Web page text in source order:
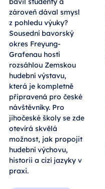
zároveň dával smysl
z pohledu výuky?
Sousední bavorský
okres Freyung-
Grafenau hostí
rozsáhlou Zemskou
hudební výstavu,
která je kompletně
připravená pro české
návštěvníky. Pro
jihočeské školy se zde
otevírá skvělá
možnost, jak propojit
hudební výchovu,
historii a cizí jazyky v
praxi.